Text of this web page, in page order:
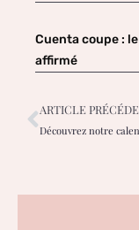
Cuenta coupe :
affirmé
ARTICLE